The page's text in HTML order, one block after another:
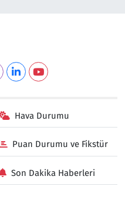
Hava Durumu
Puan Durumu ve Fikstür
Son Dakika Haberleri